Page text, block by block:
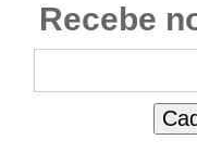
Recebe